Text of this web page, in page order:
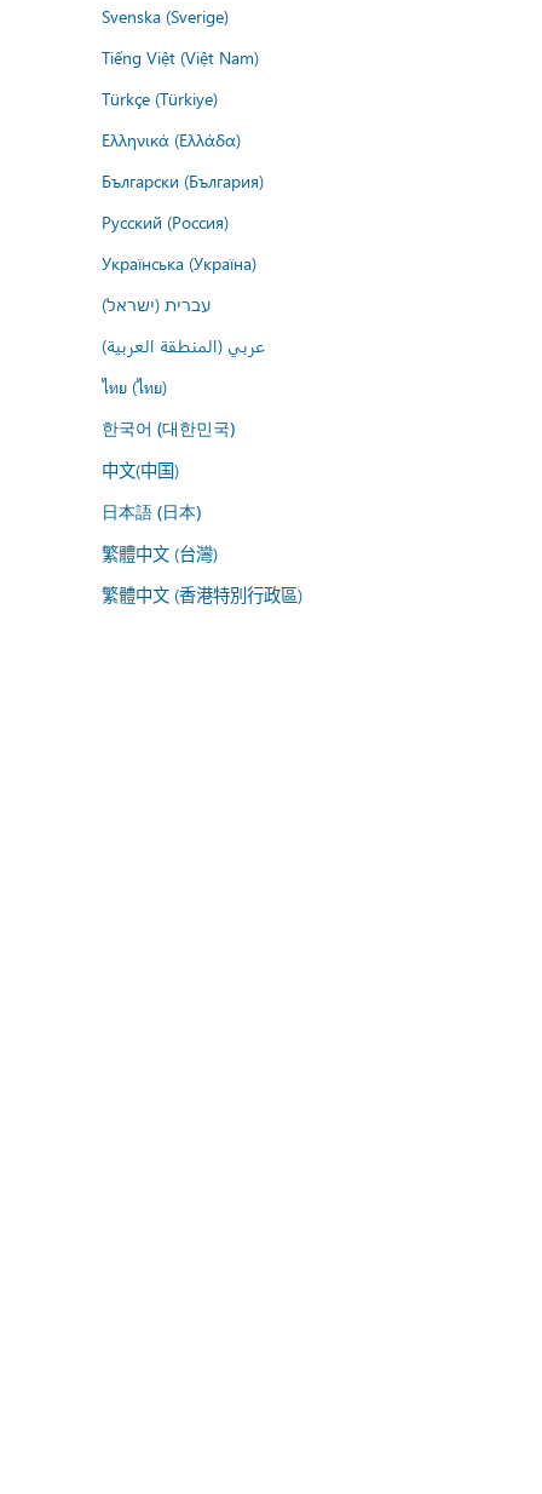
Svenska (Sverige)
Tiếng Việt (Việt Nam)
Türkçe (Türkiye)
Ελληνικά (Ελλάδα)
Български (България)
Русский (Россия)
Українська (Україна)
עברית (ישראל)
عربي (المنطقة العربية)
ไทย (ไทย)
한국어 (대한민국)
中文(中国)
日本語 (日本)
繁體中文 (台灣)
繁體中文 (香港特別行政區)